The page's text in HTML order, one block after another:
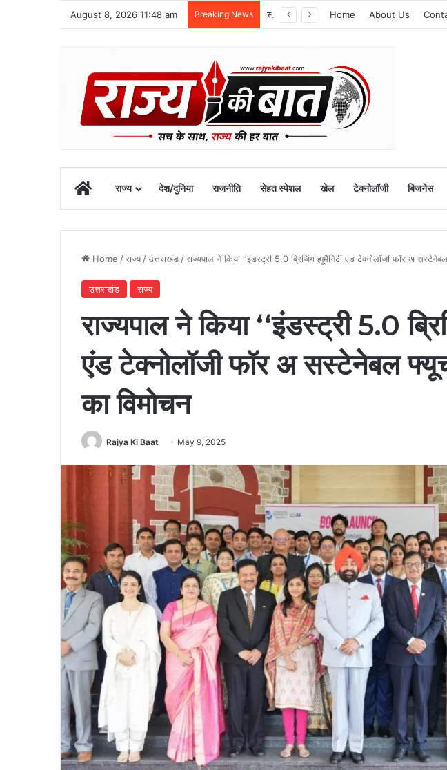
August 8, 2026 11:48 am Breaking News 1 सितंबर से शुरू होगा खेल महाकुंभ-2026, चार चरणों में होंगी प्रतियोगिताएं Home About Us
Homeराज्य देश/दुनिया राजनीति सेहत स्पेशल खेल टेक्नोलॉजी बिजनेस
Home /राज्य /उत्तराखंड /राज्यपाल ने किया ‘‘इंडस्ट्री 5.0 ब्रिजिंग ह्यूमैनिटी एंड टेक्नोलॉजी फॉर अ
उत्तराखंड राज्य
राज्यपाल ने किया ‘‘इंडस्ट्री 5.0
एंड टेक्नोलॉजी फॉर अ सस्टेनेबल
का विमोचन
Rajya Ki Baat May 9, 2025